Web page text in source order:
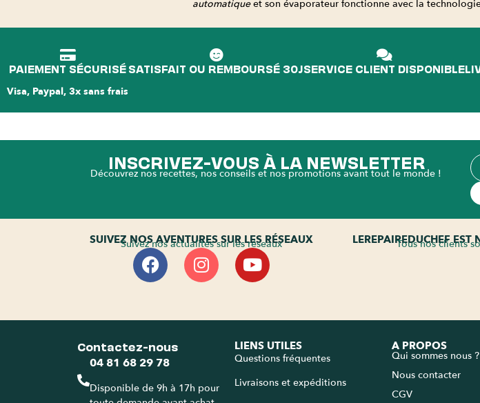
automatiqueet son évaporateur fonctionne avec la
PAIEMENT SÉCURISÉ
Visa, Paypal, 3x sans frais
SATISFAIT OU REMBOURSÉ 30JSERVICE CLIENT DISPONIBLE
INSCRIVEZ-VOUS À LA NEWSLETTER
Découvrez nos recettes, nos conseils et nos promotions avant tout le monde !
SUIVEZ NOS AVENTURES SUR LES RÉSEAUX
Suivez nos actualités sur les réseaux LEREPAIREDUCHEF EST
Tous nos clients
Contactez-nous
04 81 68 29 78
Disponible de 9h à 17h pour
LIENS UTILES
Questions fréquentes
Livraisons et expéditions
A PROPOS
Qui sommes nous ?
Nous contacter
CGV